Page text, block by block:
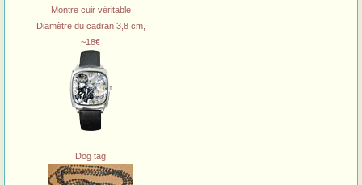
Montre cuir véritable
Diamètre du cadran 3,8 cm,
~18€
Dog tag